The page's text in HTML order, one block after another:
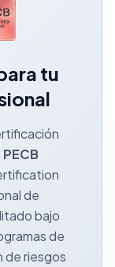
tu
PECB
de
bajo
de
de riesgos